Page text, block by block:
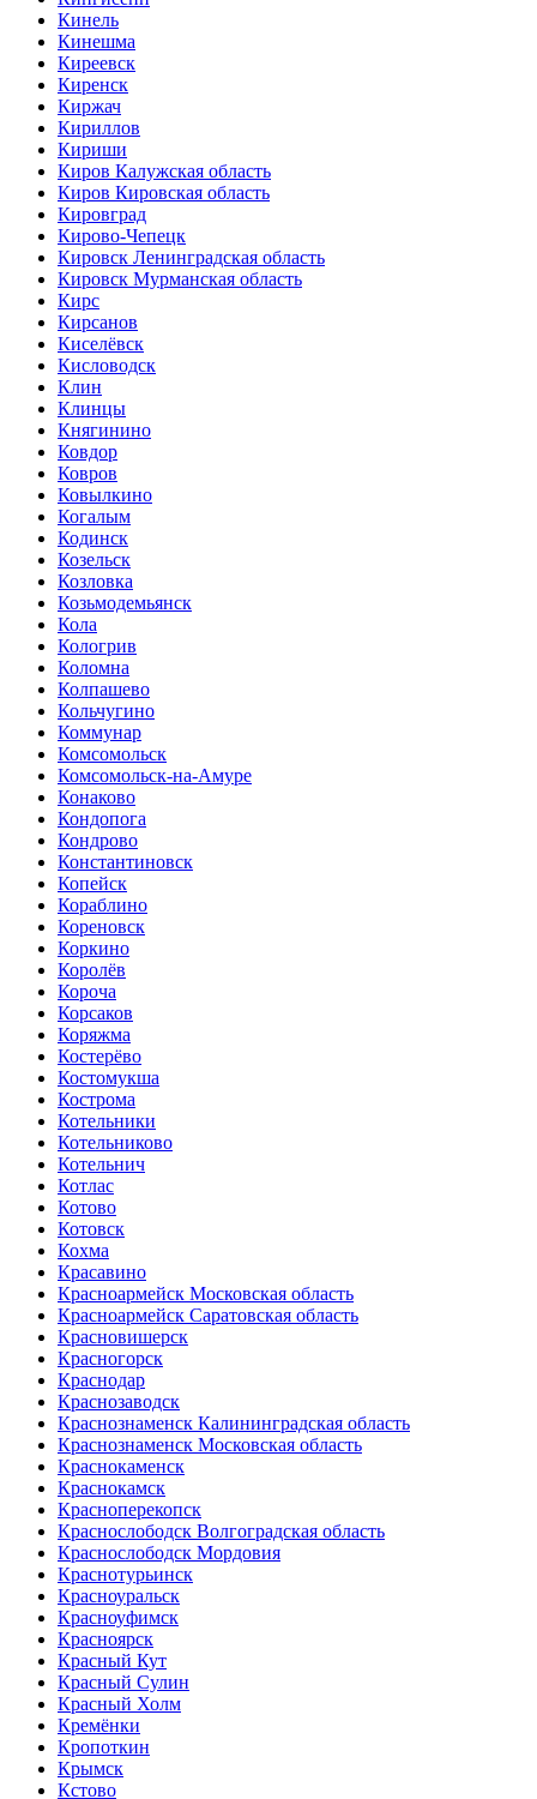
Кинель
Кинешма
Киреевск
Киренск
Киржач
Кириллов
Кириши
Киров Калужская область
Киров Кировская область
Кировград
Кирово-Чепецк
Кировск Ленинградская область
Кировск Мурманская область
Кирс
Кирсанов
Киселёвск
Кисловодск
Клин
Клинцы
Княгинино
Ковдор
Ковров
Ковылкино
Когалым
Кодинск
Козельск
Козловка
Козьмодемьянск
Кола
Кологрив
Коломна
Колпашево
Кольчугино
Коммунар
Комсомольск
Комсомольск-на-Амуре
Конаково
Кондопога
Кондрово
Константиновск
Копейск
Кораблино
Кореновск
Коркино
Королёв
Короча
Корсаков
Коряжма
Костерёво
Костомукша
Кострома
Котельники
Котельниково
Котельнич
Котлас
Котово
Котовск
Кохма
Красавино
Красноармейск Московская область
Красноармейск Саратовская область
Красновишерск
Красногорск
Краснодар
Краснозаводск
Краснознаменск Калининградская область
Краснознаменск Московская область
Краснокаменск
Краснокамск
Красноперекопск
Краснослободск Волгоградская область
Краснослободск Мордовия
Краснотурьинск
Красноуральск
Красноуфимск
Красноярск
Красный Кут
Красный Сулин
Красный Холм
Кремёнки
Кропоткин
Крымск
Кстово